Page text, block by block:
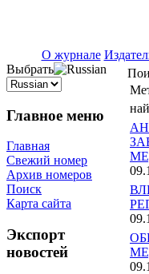
О журнале
Выбрать
Главное меню
Главная
Свежий номер
Архив номеров
Поиск
Карта сайта
Экспорт
новостей